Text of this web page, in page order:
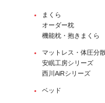
まくら
オーダー枕
機能枕・抱きまくら
マットレス・体圧分
安眠工房シリーズ
西川AiRシリーズ
ベッド